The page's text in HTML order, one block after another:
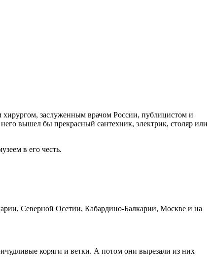
заслуженным врачом России, публицистом и
вышел бы прекрасный сантехник, электрик, столяр или
в его честь.
Северной Осетии, Кабардино-Балкарии, Москве и на
коряги и ветки. А потом они вырезали из них